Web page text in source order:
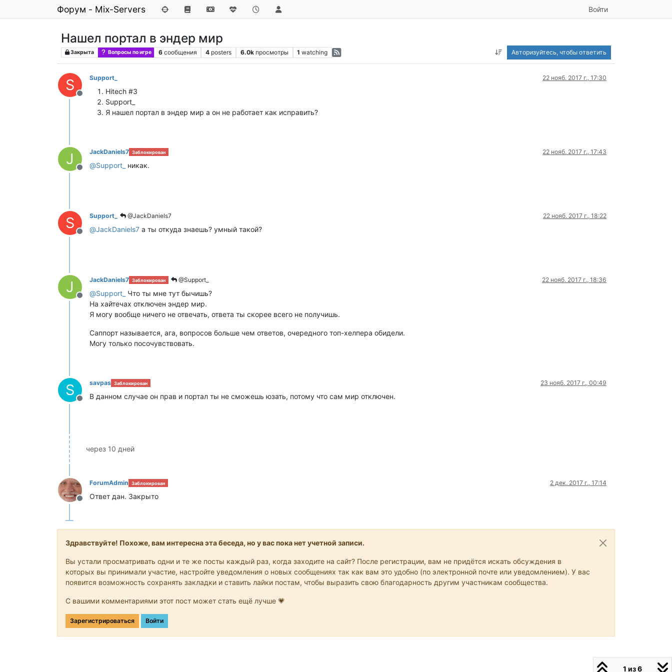
Форум - Mix-Servers Войти
Нашел портал в эндер мир
Закрыта Вопросы по игре 6 сообщения 4 posters 6.0k просмотры 1 watching Авторизуйтесь, чтобы ответить
S
Не в сети
Support_ 22 нояб. 2017 г., 17:30
Hitech #3
Support_
Я нашел портал в эндер мир а он не работает как исправить?
J
Не в сети
JackDaniels7 Заблокирован 22 нояб. 2017 г., 17:43
@Support_ никак.
S
Не в сети
Support_ @JackDaniels7 22 нояб. 2017 г., 18:22
@JackDaniels7 а ты откуда знаешь? умный такой?
J
Не в сети
JackDaniels7 Заблокирован @Support_ 22 нояб. 2017 г., 18:36
@Support_
Что ты мне тут бычишь?
На хайтечах отключен эндер мир.
Я могу вообще ничего не отвечать, ответа ты скорее всего не получишь.
Саппорт называется, ага, вопросов больше чем ответов, очередного топ-хелпера обидели.
Могу только посочувствовать.
S
Не в сети
savpas Заблокирован 23 нояб. 2017 г., 00:49
В данном случае он прав и портал ты не сможешь юзать, потому что сам мир отключен.
через 10 дней
Не в сети
ForumAdmin Заблокирован 2 дек. 2017 г., 17:14
Ответ дан. Закрыто
Здравствуйте! Похоже, вам интересна эта беседа, но у вас пока нет учетной записи.
Вы устали просматривать одни и те же посты каждый раз, когда заходите на сайт? После регистрации, вам не придётся искать обсуждения в
которых вы принимали участие, настройте уведомления о новых сообщениях так как вам это удобно (по электронной почте или уведомлением). У вас
появится возможность сохранять закладки и ставить лайки постам, чтобы выразить свою благодарность другим участникам сообщества.
С вашими комментариями этот пост может стать ещё лучше 💗
Зарегистрироваться Войти
1 из 6